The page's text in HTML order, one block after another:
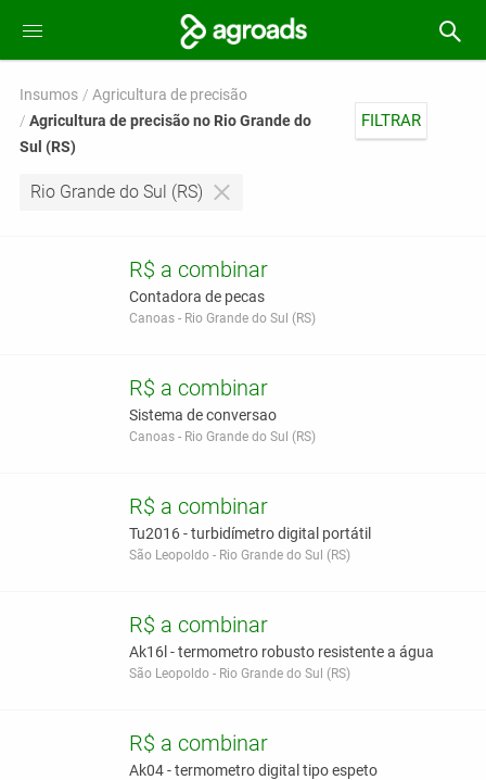
Insumos
Agricultura de precisão
Agricultura de precisão no Rio Grande do
Sul (RS)
FILTRAR
Rio Grande do Sul (RS)
R$ a combinar
Contadora de pecas
Canoas - Rio Grande do Sul (RS)
R$ a combinar
Sistema de conversao
Canoas - Rio Grande do Sul (RS)
R$ a combinar
Tu2016 - turbidímetro digital portátil
São Leopoldo - Rio Grande do Sul (RS)
R$ a combinar
Ak16l - termometro robusto resistente a água
São Leopoldo - Rio Grande do Sul (RS)
R$ a combinar
Ak04 - termometro digital tipo espeto